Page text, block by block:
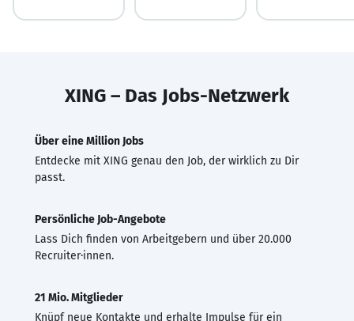
XING – Das Jobs-Netzwerk
Über eine Million Jobs
Entdecke mit XING genau den Job, der wirklich zu Dir
passt.
Persönliche Job-Angebote
Lass Dich finden von Arbeitgebern und über 20.000
Recruiter·innen.
21 Mio. Mitglieder
Knüpf neue Kontakte und erhalte Impulse für ein